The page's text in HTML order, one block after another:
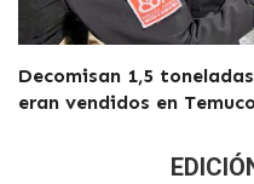
Decomisan 1,5
eran vendidos en Temuco